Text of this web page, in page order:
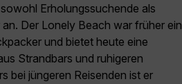
Erholungssuchende als
Der Lonely Beach war früher ein
und bietet heute eine
Strandbars und ruhigeren
bei jüngeren Reisenden ist er